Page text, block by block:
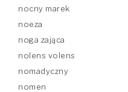
nocny marek
noeza
noga zająca
nolens volens
nomadyczny
nomen